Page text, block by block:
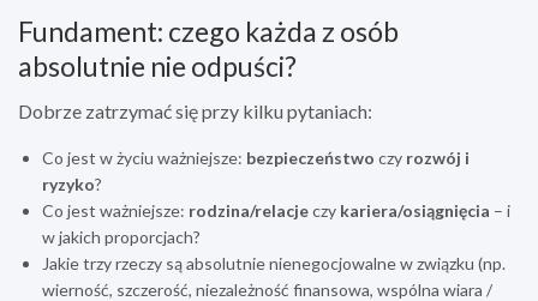
Fundament: czego każda z osób
absolutnie nie odpuści?
Dobrze zatrzymać się przy kilku pytaniach:
Co jest w życiu ważniejsze: bezpieczeństwo czy rozwój i
ryzyko?
Co jest ważniejsze: rodzina/relacjeczy kariera/osiągnięcia – i
w jakich proporcjach?
Jakie trzy rzeczy są absolutnie nienegocjowalne w związku (np.
wierność, szczerość, niezależność finansowa, wspólna wiara /